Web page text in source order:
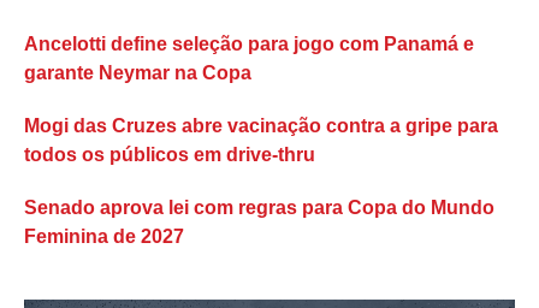
Ancelotti define seleção para jogo com Panamá e
garante Neymar na Copa
Mogi das Cruzes abre vacinação contra a gripe para
todos os públicos em drive-thru
Senado aprova lei com regras para Copa do Mundo
Feminina de 2027